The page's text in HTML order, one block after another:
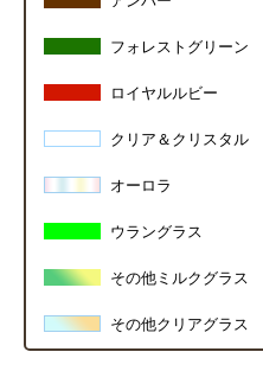
フォレストグリーン
ロイヤルルビー
クリア＆クリスタル
オーロラ
ウラングラス
その他ミルクグラス
その他クリアグラス